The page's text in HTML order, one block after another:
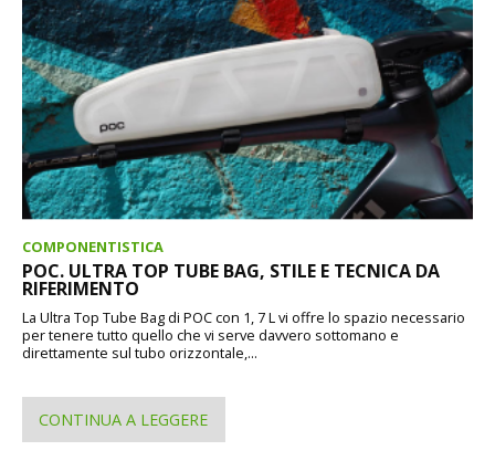
COMPONENTISTICA
POC. ULTRA TOP TUBE BAG, STILE E TECNICA DA
RIFERIMENTO
La Ultra Top Tube Bag di POC con 1, 7 L vi offre lo spazio necessario
per tenere tutto quello che vi serve davvero sottomano e
direttamente sul tubo orizzontale,...
CONTINUA A LEGGERE